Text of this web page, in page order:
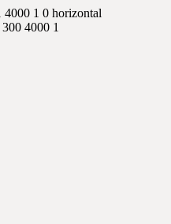
4000 1 0 horizontal
300 4000 1